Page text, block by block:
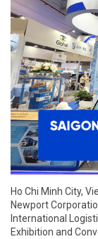
Ho Chi Minh City,
Newport
International
Exhibition and